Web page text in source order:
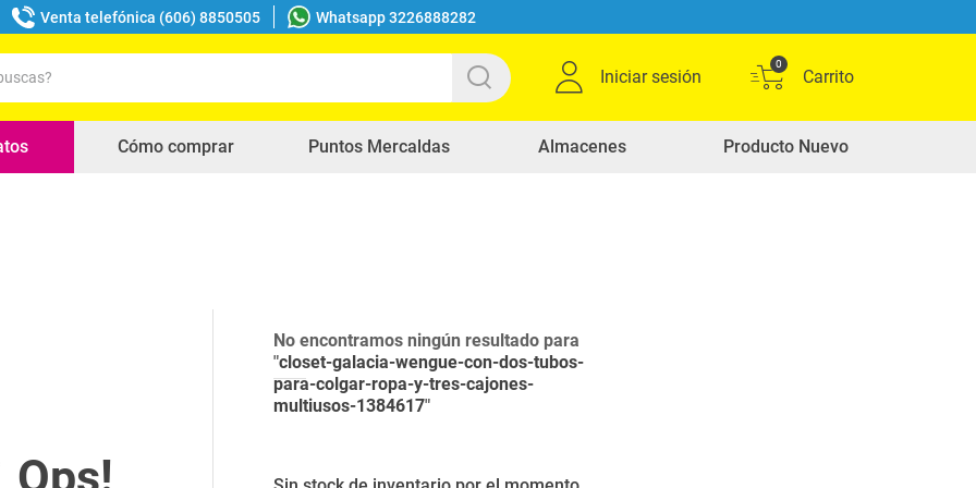
Venta telefónica (606) 8850505 Whatsapp 3226888282
Iniciar sesión
0
Cómo comprar Puntos Mercaldas Almacenes Producto Nuevo
No encontramos ningún resultado para
"closet-galacia-wengue-con-dos-tubos-
para-colgar-ropa-y-tres-cajones-
multiusos-1384617"
buscados